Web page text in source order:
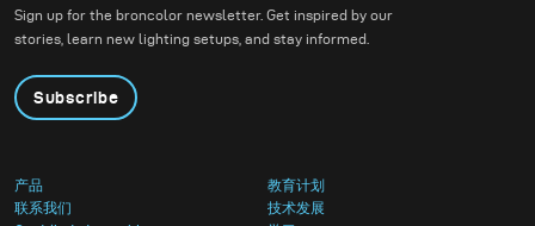
Sign up for the broncolor newsletter. Get inspired by our
stories, learn new lighting setups, and stay informed.
Subscribe
产品
教育计划
联系我们
技术发展